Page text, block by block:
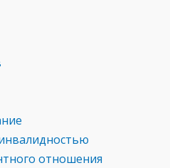
отношения